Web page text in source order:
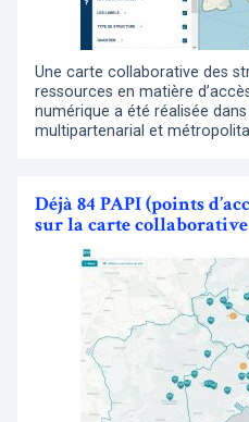
Une carte collaborative des
ressources en matière
numérique a été réalisée
multipartenarial et
Déjà 84 PAPI (points
sur la carte